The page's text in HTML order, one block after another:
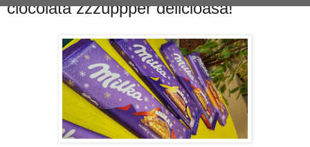
ciocolată zzzuppper delicioasă!